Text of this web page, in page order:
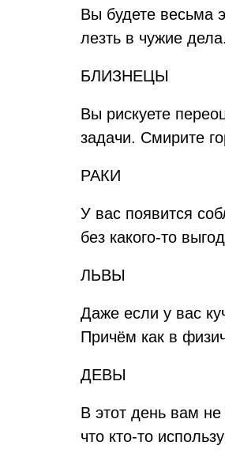
Вы будете весьма
лезть в чужие
БЛИЗНЕЦЫ
Вы рискуете
задачи. Смирите
РАКИ
У вас появится
без какого-то
ЛЬВЫ
Даже если у вас
Причём как в
ДЕВЫ
В этот день вам
что кто-то